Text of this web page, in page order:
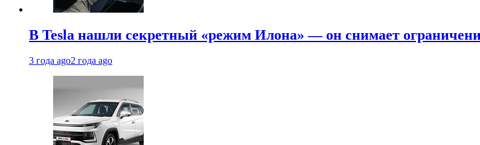
В Tesla нашли секретный «режим Илона» — он снимает
3 года ago2 года ago